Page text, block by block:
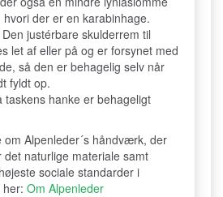
hvori der er en karabinhage.
Den justérbare skulderrem til
let af eller på og er forsynet med
så den er behagelig selv når
fyldt op.
taskens hanke er behageligt
Alpenleder´s håndværk, der
naturlige materiale samt
sociale standarder i
her: Om Alpenleder